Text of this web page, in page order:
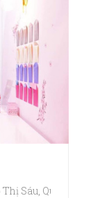
Sáu, Quận 3, Hồ